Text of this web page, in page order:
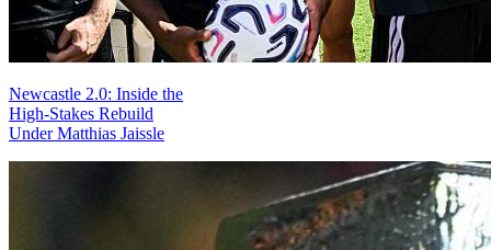
Newcastle 2.0: Inside the
High-Stakes Rebuild
Under Matthias Jaissle